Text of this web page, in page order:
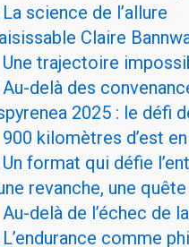
La science de l’allure
Claire
Une trajectoire
Au-delà des
2025 : le défi
900 kilomètres d’est
Un format qui défie
revanche, une quête
Au-delà de l’échec de
L’endurance comme